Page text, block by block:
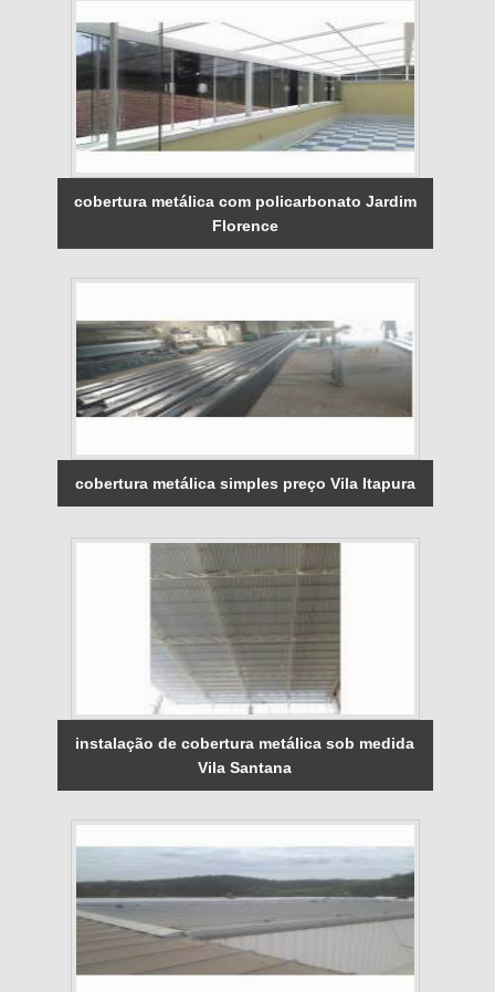
cobertura metálica com policarbonato Jardim
Florence
cobertura metálica simples preço Vila Itapura
instalação de cobertura metálica sob medida
Vila Santana